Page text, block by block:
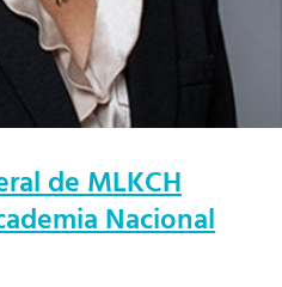
de MLKCH
Nacional